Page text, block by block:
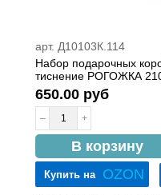
арт. Д10103К.114
Набор подарочных
тиснение РОГОЖКА
650.00 руб
– +
В корзину
в наличии
Купить на OZON